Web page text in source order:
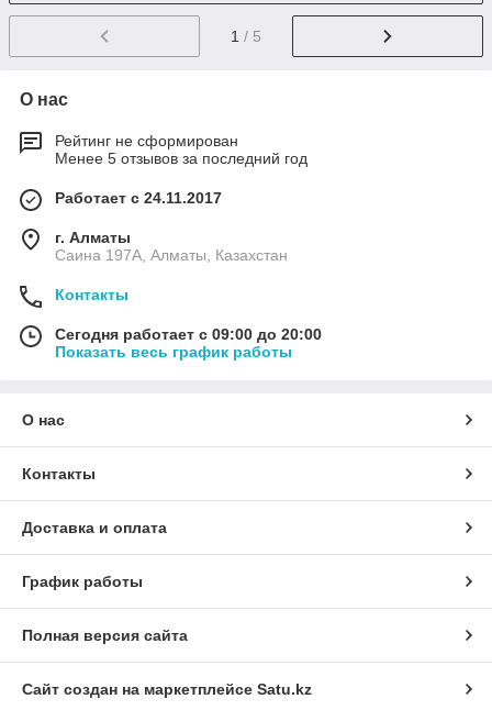
1 / 5
О нас
Рейтинг не сформирован
Менее 5 отзывов за последний год
Работает с 24.11.2017
г. Алматы
Саина 197А, Алматы, Казахстан
Контакты
Сегодня работает с 09:00 до 20:00
Показать весь график работы
О нас
Контакты
Доставка и оплата
График работы
Полная версия сайта
Сайт создан на маркетплейсе Satu.kz